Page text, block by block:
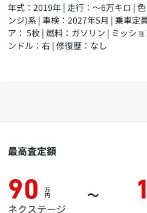
年式：2019年 | 走行：～6万キロ |
ンジ)系 | 車検：2027年5月 | 乗車定
ア： 5枚 | 燃料：ガソリン | ミッシ
ンドル：右 | 修復歴：なし
最高査定額
90 万
円 ～
ネクステージ